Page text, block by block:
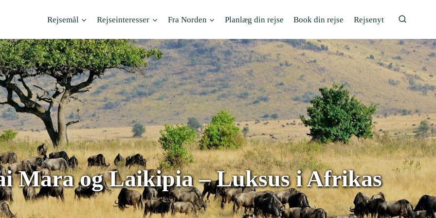
Rejsemål Rejseinteresser Fra Norden Planlæg din rejse Book din rejse Rejsenyt
Mara og Laikipia – Luksus i Afrikas